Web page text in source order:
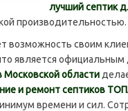
лучший септик
производительностью.
своим
является
Московской области
и ремонт септиков
времени и сил.